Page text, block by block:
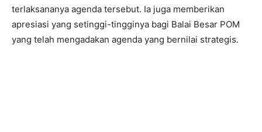
terlaksananya agenda tersebut. Ia juga memberikan
apresiasi yang setinggi-tingginya bagi Balai Besar POM
yang telah mengadakan agenda yang bernilai strategis.